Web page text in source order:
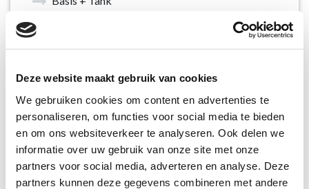
Deze website maakt gebruik van cookies
We gebruiken cookies om content en advertenties te
personaliseren, om functies voor social media te bieden
en om ons websiteverkeer te analyseren. Ook delen we
informatie over uw gebruik van onze site met onze
partners voor social media, adverteren en analyse. Deze
partners kunnen deze gegevens combineren met andere
Klasse 1 herhaling
Basis + Klasse 1
Basis + Klasse 1 Herlaling
Klasse 7